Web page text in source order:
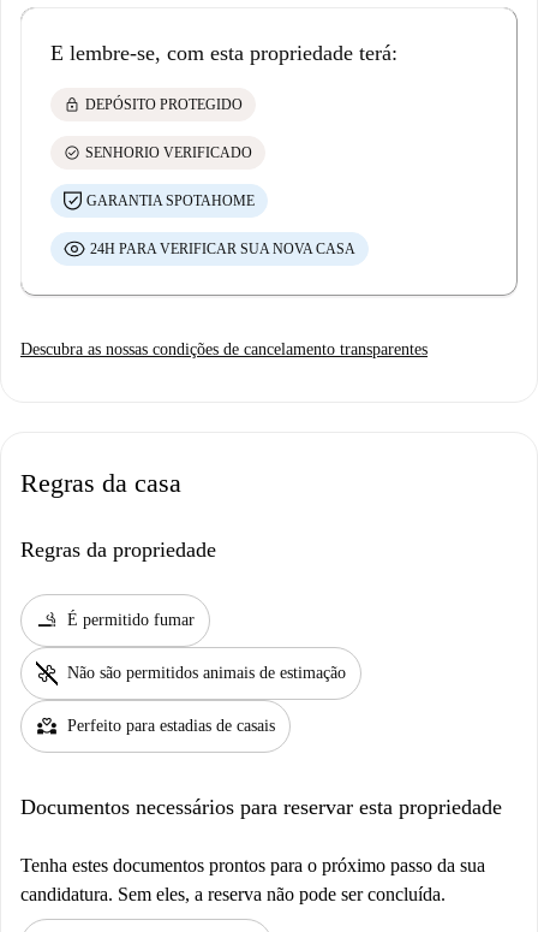
E lembre-se, com esta propriedade terá:
lock DEPÓSITO PROTEGIDO
check_circle SENHORIO VERIFICADO
GARANTIA SPOTAHOME
24H PARA VERIFICAR SUA NOVA CASA
Descubra as nossas condições de cancelamento transparentes
Regras da casa
Regras da propriedade
smoking_rooms É permitido fumar
pet_supplies Não são permitidos animais de estimação
partner_heart Perfeito para estadias de casais
Documentos necessários para reservar esta propriedade
Tenha estes documentos prontos para o próximo passo da sua
candidatura. Sem eles, a reserva não pode ser concluída.